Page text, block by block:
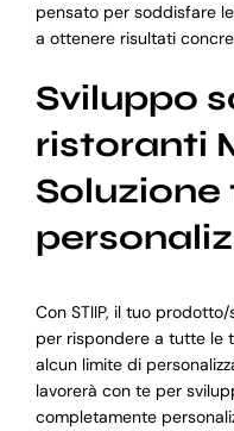
pensato per soddisfare
a ottenere risultati
Sviluppo
ristoranti
Soluzione
Con STIIP, il tuo
per rispondere a tutte le
alcun limite di
lavorerà con te per
completamente